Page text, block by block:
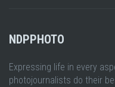
NDPPHOTO
Expressing life in every
photojournalists do their